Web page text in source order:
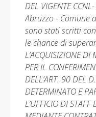
DEL VIGENTE
Abruzzo - Comune
sono stati scritti
le chance di
L’ACQUISIZIONE DI
PER IL
DELL’ART. 90 DEL
DETERMINATO E
L’UFFICIO DI